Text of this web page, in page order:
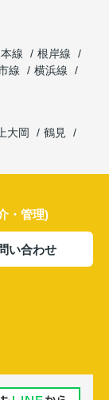
線
根岸線
線
横浜線
上大岡
鶴見
・管理)
い合わせ